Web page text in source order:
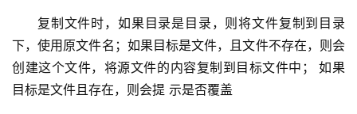
复制文件时，如果目录是目录，则将文件复制到目录
下，使用原文件名；如果目标是文件，且文件不存在，则会
创建这个文件，将源文件的内容复制到目标文件中； 如果
目标是文件且存在，则会提 示是否覆盖